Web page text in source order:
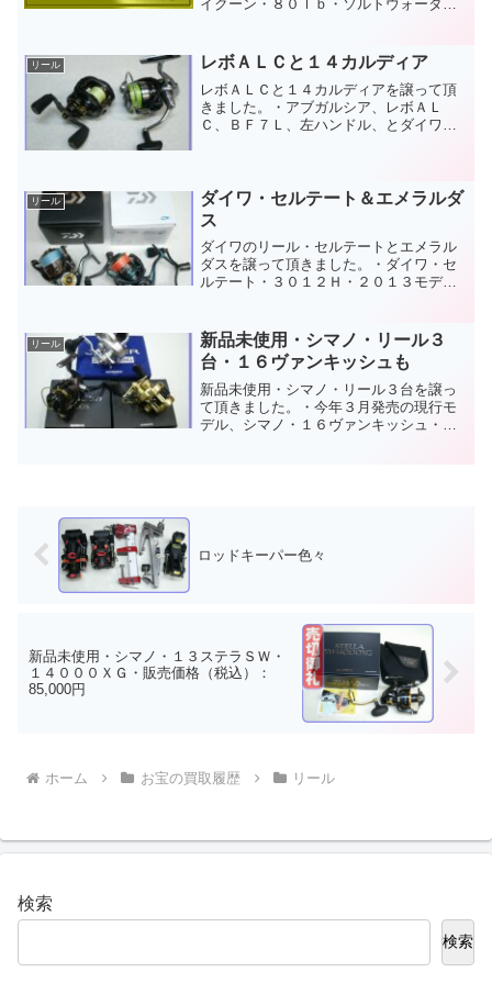
イクーン・８０ｌｂ・ソルトウォーター
なお宝を多数お譲り頂きました...
リール レボＡＬＣと１４カルディア
レボＡＬＣと１４カルディアを譲って頂
きました。・アブガルシア、レボＡＬ
Ｃ、ＢＦ７Ｌ、左ハンドル、とダイワ、
麗な現行モデルをお譲り頂き...
リール
ダイワ・セルテート＆エメラルダ
ス
ダイワのリール・セルテートとエメラル
ダスを譲って頂きました。・ダイワ・セ
ルテート・３０１２Ｈ・２０１３モデ
Ｅ・Ｈ・ＤＷ・２０１５モデル、何れも
現行品を譲って頂きました。・...
リール
新品未使用・シマノ・リール３
台・１６ヴァンキッシュも
新品未使用・シマノ・リール３台を譲っ
て頂きました。・今年３月発売の現行モ
デル、シマノ・１６ヴァンキッシュ・２
ロッドキーパー色々
新品未使用・シマノ・１３ステラＳＷ・
１４０００ＸＧ・販売価格（税込）：
85,000円
ホーム お宝の買取履歴 リール
検索
検索